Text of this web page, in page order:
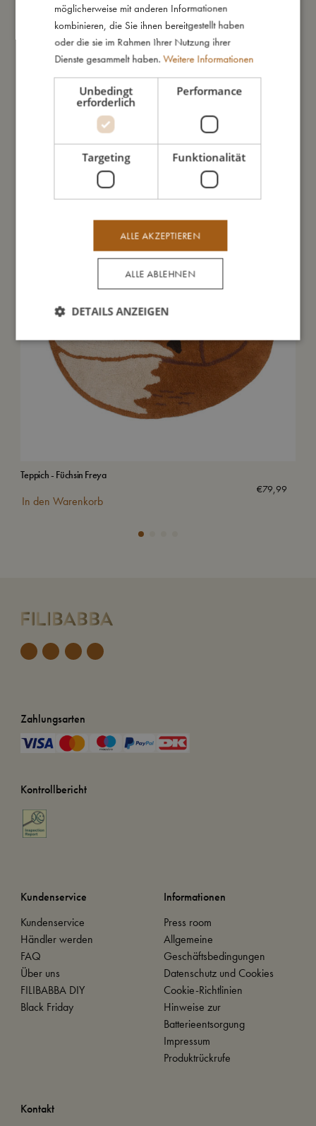
So kannst Du mich pflegen
Meine Daten
Das könnte dir auch gefallen
Teppich - Füchsin Freya
€79,99
In den Warenkorb
Zahlungsarten
Kontrollbericht
Kundenservice
Kundenservice
Händler werden
FAQ
Über uns
FILIBABBA DIY
Black Friday
Informationen
Press room
Allgemeine
Geschäftsbedingungen
Datenschutz und Cookies
Cookie-Richtlinien
Hinweise zur
Batterieentsorgung
Impressum
Produktrückrufe
Kontakt
möglicherweise mit anderen Informationen
kombinieren, die Sie ihnen bereitgestellt haben
oder die sie im Rahmen Ihrer Nutzung ihrer
Dienste gesammelt haben. Weitere Informationen
Unbedingt
erforderlich
Performance
Targeting Funktionalität
ALLE AKZEPTIEREN
ALLE ABLEHNEN
DETAILS ANZEIGEN